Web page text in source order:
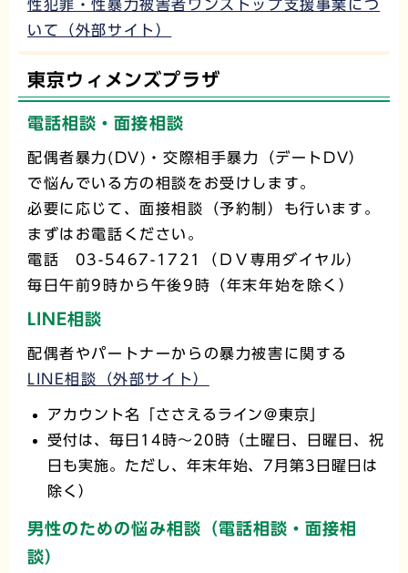
性犯罪・性暴力被害者ワンストップ支援事業につ
いて（外部サイト）
東京ウィメンズプラザ
電話相談・面接相談
配偶者暴力(DV)・交際相手暴力（デートDV）
で悩んでいる方の相談をお受けします。
必要に応じて、面接相談（予約制）も行います。
まずはお電話ください。
電話 03-5467-1721（ＤＶ専用ダイヤル）
毎日午前9時から午後9時（年末年始を除く）
LINE相談
配偶者やパートナーからの暴力被害に関する
LINE相談（外部サイト）
アカウント名「ささえるライン＠東京」
受付は、毎日14時〜20時（土曜日、日曜日、祝
日も実施。ただし、年末年始、7月第3日曜日は
除く）
男性のための悩み相談（電話相談・面接相
談）